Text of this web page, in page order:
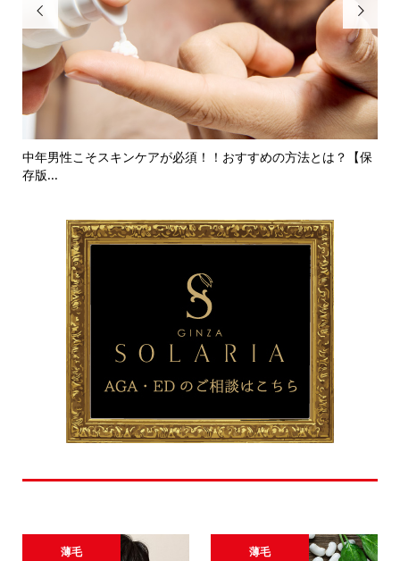

法とは？【保 これってもしかしてED！？まずはセルフチェックをし

薄毛 薄毛